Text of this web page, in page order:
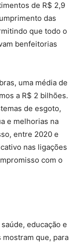
de R$ 2,9
das
que todo o
benfeitorias
uma média de
a R$ 2 bilhões.
de esgoto,
e melhorias na
entre 2020 e
nas ligações
com o
educação e
que, para